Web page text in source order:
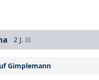
2 J.
Gimplemann